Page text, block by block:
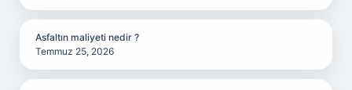
Asfaltın maliyeti nedir ?
Temmuz 25, 2026